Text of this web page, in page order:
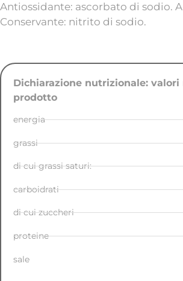
Antiossidante: ascorbato di sodio.
Conservante: nitrito di sodio.
Dichiarazione nutrizionale: valori
prodotto
energia
grassi
di cui grassi saturi:
carboidrati
di cui zuccheri
proteine
sale